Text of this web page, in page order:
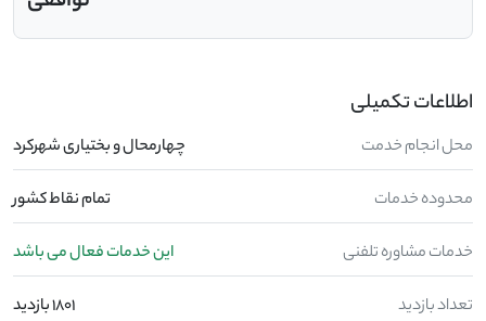
اطلاعات تکمیلی
محل انجام خدمت چهارمحال و بختیاری شهرکرد
محدوده خدمات تمام نقاط کشور
خدمات مشاوره تلفنی این خدمات فعال می باشد
تعداد بازدید 1801 بازدید